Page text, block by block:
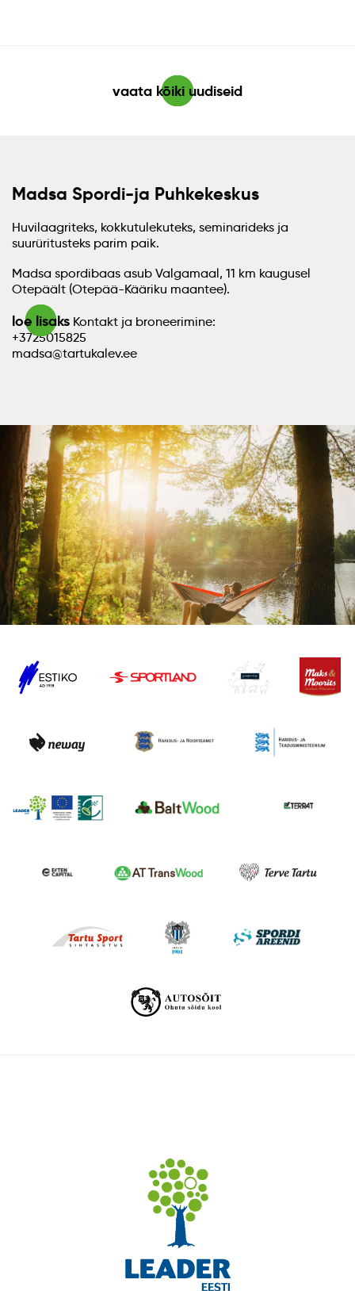
vaata kõiki uudiseid
Madsa Spordi-ja Puhkekeskus
Huvilaagriteks, kokkutulekuteks, seminarideks ja
suurüritusteks parim paik.
Madsa spordibaas asub Valgamaal, 11 km kaugusel
Otepäält (Otepää-Kääriku maantee).
loe lisaks Kontakt ja broneerimine:
+3725015825
madsa@tartukalev.ee